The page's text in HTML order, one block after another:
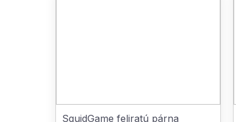
SquidGame feliratú párna